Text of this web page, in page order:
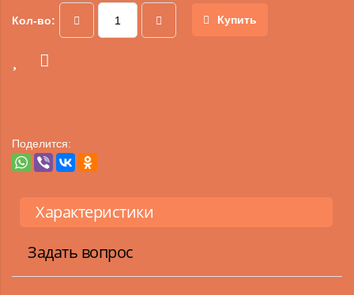
Кол-во: Купить
Поделится:
Характеристики
Задать вопрос